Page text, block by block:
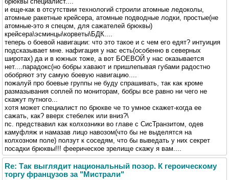
и еще-как в отсутствии технологий строили атомные ледоколы,
атомные ракетные крейсера, атомные подводные лодки, простые(не
атомные-это я спецом, для сажателей брюквы)
крейсера\эсминцы\корветы\БДК....
теперь о боевой навигации: что это такое и с чем его едят? интуиция
подсказывает мне. нафигация у нас есть(особенно в северных
широтах) да и в южных тоже, а вот БОЕВОЙ у нас оказывается
нет....парадокс(но бобры хавают и пришлепывая губами радостно
обобряют эту самую боевую навигацию....
пожалуй про боевые группы не буду спрашивать, так как кроме
размазывания соплей по мониторам, бобры все равно ни чего не
скажут путного...
хотя может специалист по брюкве че то умное скажет-когда ее
сажать, как? вверх стебелек или вниз?\
пс. предствавил как колхозники во главе с СисТранзитом, одев
камуфляж и намазав лицо навозом(что бы не выделятся на
колхозном поле) ползут к соседям, что бы выведать у них секрет
посадки брюквы!!! феерическое зрелище скажу я вам....
Re: Так выглядит национальный позор. К героическому
торгу французов за "Мистрали"